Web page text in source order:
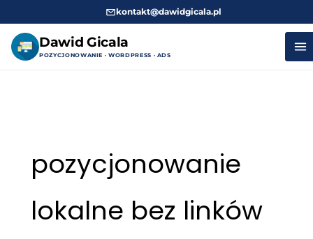
kontakt@dawidgicala.pl
Dawid Gicala
POZYCJONOWANIE · WORDPRESS · ADS
pozycjonowanie
lokalne bez linków